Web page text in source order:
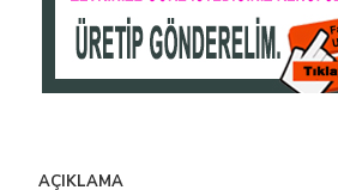
AÇIKLAMA